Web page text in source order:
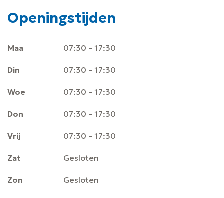
Openingstijden
Maa 07:30 – 17:30
Din 07:30 – 17:30
Woe 07:30 – 17:30
Don 07:30 – 17:30
Vrij 07:30 – 17:30
Zat Gesloten
Zon Gesloten